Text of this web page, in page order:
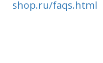
shop.ru/faqs.html